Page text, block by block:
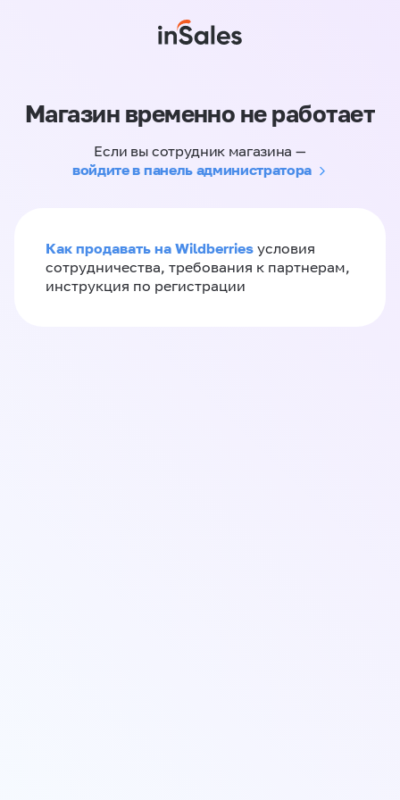
Магазин временно не работает
Если вы сотрудник магазина —
войдите в панель администратора
Как продавать на Wildberries условия
сотрудничества, требования к партнерам,
инструкция по регистрации